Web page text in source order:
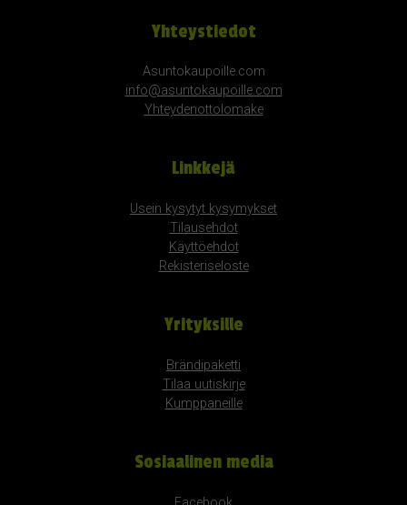
Yhteystiedot
Asuntokaupoille.com
info@asuntokaupoille.com
Yhteydenottolomake
Linkkejä
Usein kysytyt kysymykset
Tilausehdot
Käyttöehdot
Rekisteriseloste
Yrityksille
Brändipaketti
Tilaa uutiskirje
Kumppaneille
Sosiaalinen media